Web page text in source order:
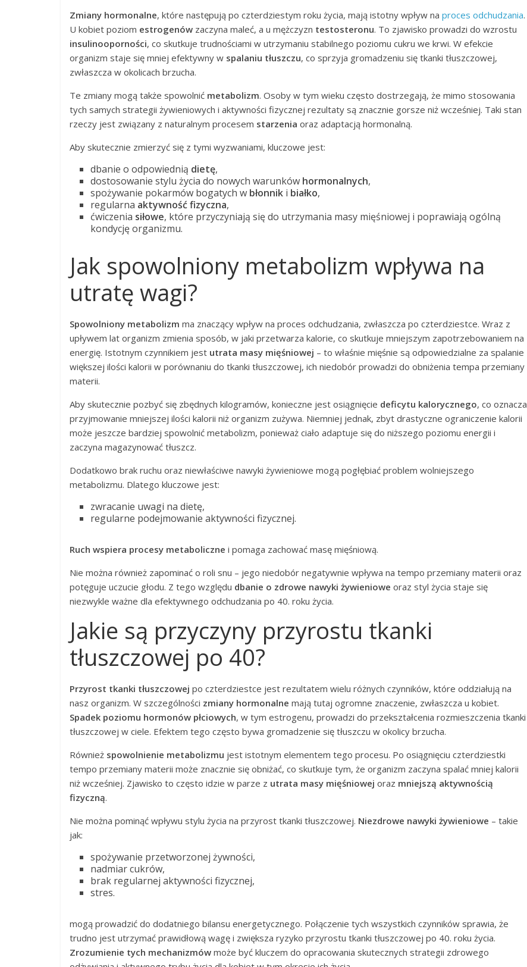
Zmiany hormonalne, które następują po czterdziestym roku życia, mają istotny wpływ na proces odchudzania.
U kobiet poziom estrogenów zaczyna maleć, a u mężczyzn testosteronu. To zjawisko prowadzi do wzrostu
insulinooporności, co skutkuje trudnościami w utrzymaniu stabilnego poziomu cukru we krwi. W efekcie
organizm staje się mniej efektywny w spalaniu tłuszczu, co sprzyja gromadzeniu się tkanki tłuszczowej,
zwłaszcza w okolicach brzucha.
Te zmiany mogą także spowolnić metabolizm. Osoby w tym wieku często dostrzegają, że mimo stosowania
tych samych strategii żywieniowych i aktywności fizycznej rezultaty są znacznie gorsze niż wcześniej. Taki stan
rzeczy jest związany z naturalnym procesem starzenia oraz adaptacją hormonalną.
Aby skutecznie zmierzyć się z tymi wyzwaniami, kluczowe jest:
dbanie o odpowiednią dietę,
dostosowanie stylu życia do nowych warunków hormonalnych,
spożywanie pokarmów bogatych w błonnik i białko,
regularna aktywność fizyczna,
ćwiczenia siłowe, które przyczyniają się do utrzymania masy mięśniowej i poprawiają ogólną
kondycję organizmu.
Jak spowolniony metabolizm wpływa na
utratę wagi?
Spowolniony metabolizm ma znaczący wpływ na proces odchudzania, zwłaszcza po czterdziestce. Wraz z
upływem lat organizm zmienia sposób, w jaki przetwarza kalorie, co skutkuje mniejszym zapotrzebowaniem na
energię. Istotnym czynnikiem jest utrata masy mięśniowej – to właśnie mięśnie są odpowiedzialne za spalanie
większej ilości kalorii w porównaniu do tkanki tłuszczowej, ich niedobór prowadzi do obniżenia tempa przemiany
materii.
Aby skutecznie pozbyć się zbędnych kilogramów, konieczne jest osiągnięcie deficytu kalorycznego, co oznacza
przyjmowanie mniejszej ilości kalorii niż organizm zużywa. Niemniej jednak, zbyt drastyczne ograniczenie kalorii
może jeszcze bardziej spowolnić metabolizm, ponieważ ciało adaptuje się do niższego poziomu energii i
zaczyna magazynować tłuszcz.
Dodatkowo brak ruchu oraz niewłaściwe nawyki żywieniowe mogą pogłębiać problem wolniejszego
metabolizmu. Dlatego kluczowe jest:
zwracanie uwagi na dietę,
regularne podejmowanie aktywności fizycznej.
Ruch wspiera procesy metaboliczne i pomaga zachować masę mięśniową.
Nie można również zapominać o roli snu – jego niedobór negatywnie wpływa na tempo przemiany materii oraz
potęguje uczucie głodu. Z tego względu dbanie o zdrowe nawyki żywieniowe oraz styl życia staje się
niezwykle ważne dla efektywnego odchudzania po 40. roku życia.
Jakie są przyczyny przyrostu tkanki
tłuszczowej po 40?
Przyrost tkanki tłuszczowej po czterdziestce jest rezultatem wielu różnych czynników, które oddziałują na
nasz organizm. W szczególności zmiany hormonalne mają tutaj ogromne znaczenie, zwłaszcza u kobiet.
Spadek poziomu hormonów płciowych, w tym estrogenu, prowadzi do przekształcenia rozmieszczenia tkanki
tłuszczowej w ciele. Efektem tego często bywa gromadzenie się tłuszczu w okolicy brzucha.
Również spowolnienie metabolizmu jest istotnym elementem tego procesu. Po osiągnięciu czterdziestki
tempo przemiany materii może znacznie się obniżać, co skutkuje tym, że organizm zaczyna spalać mniej kalorii
niż wcześniej. Zjawisko to często idzie w parze z utrata masy mięśniowej oraz mniejszą aktywnością
fizyczną.
Nie można pominąć wpływu stylu życia na przyrost tkanki tłuszczowej. Niezdrowe nawyki żywieniowe – takie
jak:
spożywanie przetworzonej żywności,
nadmiar cukrów,
brak regularnej aktywności fizycznej,
stres.
mogą prowadzić do dodatniego bilansu energetycznego. Połączenie tych wszystkich czynników sprawia, że
trudno jest utrzymać prawidłową wagę i zwiększa ryzyko przyrostu tkanki tłuszczowej po 40. roku życia.
Zrozumienie tych mechanizmów może być kluczem do opracowania skutecznych strategii zdrowego